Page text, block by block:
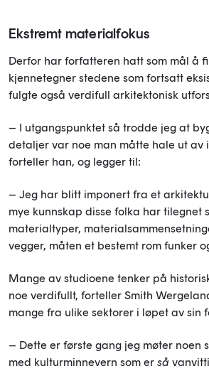
Ekstremt materialfokus
Derfor har forfatteren hatt som mål å
kjennetegner stedene som fortsatt
fulgte også verdifull arkitektonisk
– I utgangspunktet så trodde jeg at
detaljer var noe man måtte hale ut av
forteller han, og legger til:
– Jeg har blitt imponert fra et
mye kunnskap disse folka har tilegnet
materialtyper,
vegger, måten et bestemt rom funker
Mange av studioene tenker på
noe verdifullt, forteller Smith
mange fra ulike sektorer i løpet av sin
– Dette er første gang jeg møter noen
med kulturminnevern som er så